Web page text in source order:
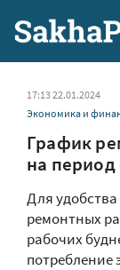
17:13 22.01.2024
Экономика и
График
на период
Для
ремонтных
рабочих
потребление